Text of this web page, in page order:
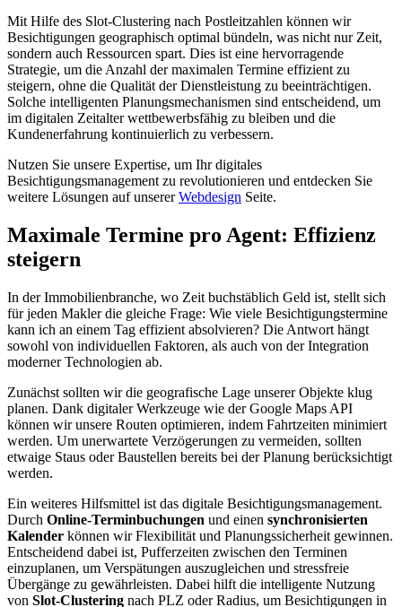
Mit Hilfe des Slot-Clustering nach Postleitzahlen können wir
Besichtigungen geographisch optimal bündeln, was nicht nur Zeit,
sondern auch Ressourcen spart. Dies ist eine hervorragende
Strategie, um die Anzahl der maximalen Termine effizient zu
steigern, ohne die Qualität der Dienstleistung zu beeinträchtigen.
Solche intelligenten Planungsmechanismen sind entscheidend, um
im digitalen Zeitalter wettbewerbsfähig zu bleiben und die
Kundenerfahrung kontinuierlich zu verbessern.
Nutzen Sie unsere Expertise, um Ihr digitales
Besichtigungsmanagement zu revolutionieren und entdecken Sie
weitere Lösungen auf unsererWebdesign Seite.
Maximale Termine pro Agent: Effizienz
steigern
In der Immobilienbranche, wo Zeit buchstäblich Geld ist, stellt sich
für jeden Makler die gleiche Frage: Wie viele Besichtigungstermine
kann ich an einem Tag effizient absolvieren? Die Antwort hängt
sowohl von individuellen Faktoren, als auch von der Integration
moderner Technologien ab.
Zunächst sollten wir die geografische Lage unserer Objekte klug
planen. Dank digitaler Werkzeuge wie der Google Maps API
können wir unsere Routen optimieren, indem Fahrtzeiten minimiert
werden. Um unerwartete Verzögerungen zu vermeiden, sollten
etwaige Staus oder Baustellen bereits bei der Planung berücksichtigt
werden.
Ein weiteres Hilfsmittel ist das digitale Besichtigungsmanagement.
Durch Online-Terminbuchungen und einen synchronisierten
Kalender können wir Flexibilität und Planungssicherheit gewinnen.
Entscheidend dabei ist, Pufferzeiten zwischen den Terminen
einzuplanen, um Verspätungen auszugleichen und stressfreie
Übergänge zu gewährleisten. Dabei hilft die intelligente Nutzung
von Slot-Clustering nach PLZ oder Radius, um Besichtigungen in